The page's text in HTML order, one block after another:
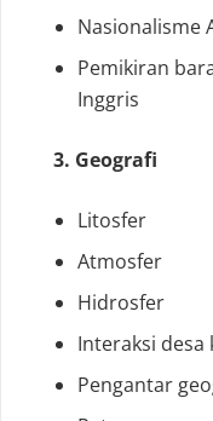
Nasionalisme
Pemikiran
Inggris
3. Geografi
Litosfer
Atmosfer
Hidrosfer
Interaksi desa
Pengantar